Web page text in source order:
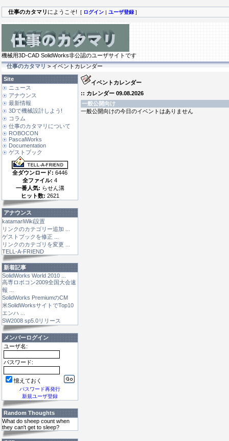
仕事のカタマリ にようこそ! [ ログイン | ユーザ登録 ]
機械用3D-CAD SolidWorks非公認のユーザサイトです
仕事のカタマリ> イベントカレンダー
Site
ニュース
アナウンス
最新情報
3Dで機械設計しよう!
コラム
仕事のカタマリについて
ROBOCON
PascalWorks
Documentation
ゲストブック
全ダウンロード: 6446
全ファイル: 4
一番人気: らせん溝
ヒット数: 2621
アナウンス
katamariWiki設置
リンクのカテゴリー追加 ...
ゲストブックを修正 ...
リンクのカテゴリを変更 ...
TELL-A-FRIEND
新着記事
SolidWorks World 2010 ...
高専ロボコン2009全国大会速
報 ...
SolidWorks PremiumのCM
米SolidWorksサイトでTop10
エンハ ...
SW2008 sp5.0リリース
メンバーログイン
ユーザ名:
パスワード:
憶えておく
パスワード再発行
新規ユーザ登録
Random Thoughts
What do sheep count when
they can't get to sleep?
イベントカレンダー
:: カレンダー 09.08.2026
一般公開向け
一般公開向けの今日のイベントはありません